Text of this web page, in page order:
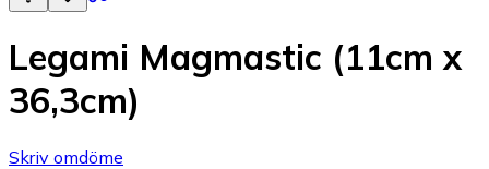
Legami Magmastic (11cm x
36,3cm)
Skriv omdöme